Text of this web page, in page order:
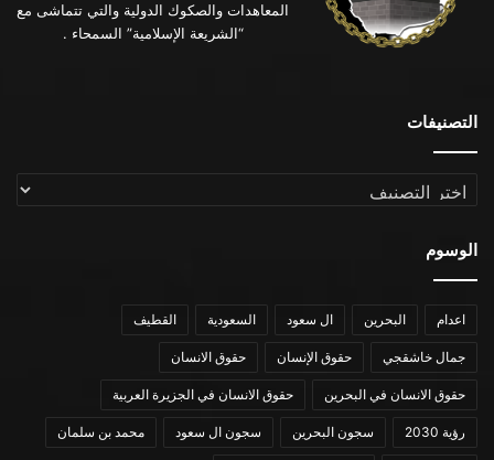
المعاهدات والصكوك الدولية والتي تتماشى مع
“الشريعة الإسلامية” السمحاء .
التصنيفات
التصنيفات
الوسوم
اعدام البحرين ال سعود السعودية القطيف
جمال خاشقجي حقوق الإنسان حقوق الانسان
حقوق الانسان في البحرين حقوق الانسان في الجزيرة العربية
رؤية 2030 سجون البحرين سجون ال سعود محمد بن سلمان